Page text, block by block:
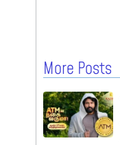
More Posts